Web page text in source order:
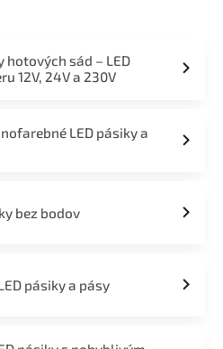
sád – LED
12V, 24V a 230V
LED pásiky a
bez bodov
pásiky a pásy